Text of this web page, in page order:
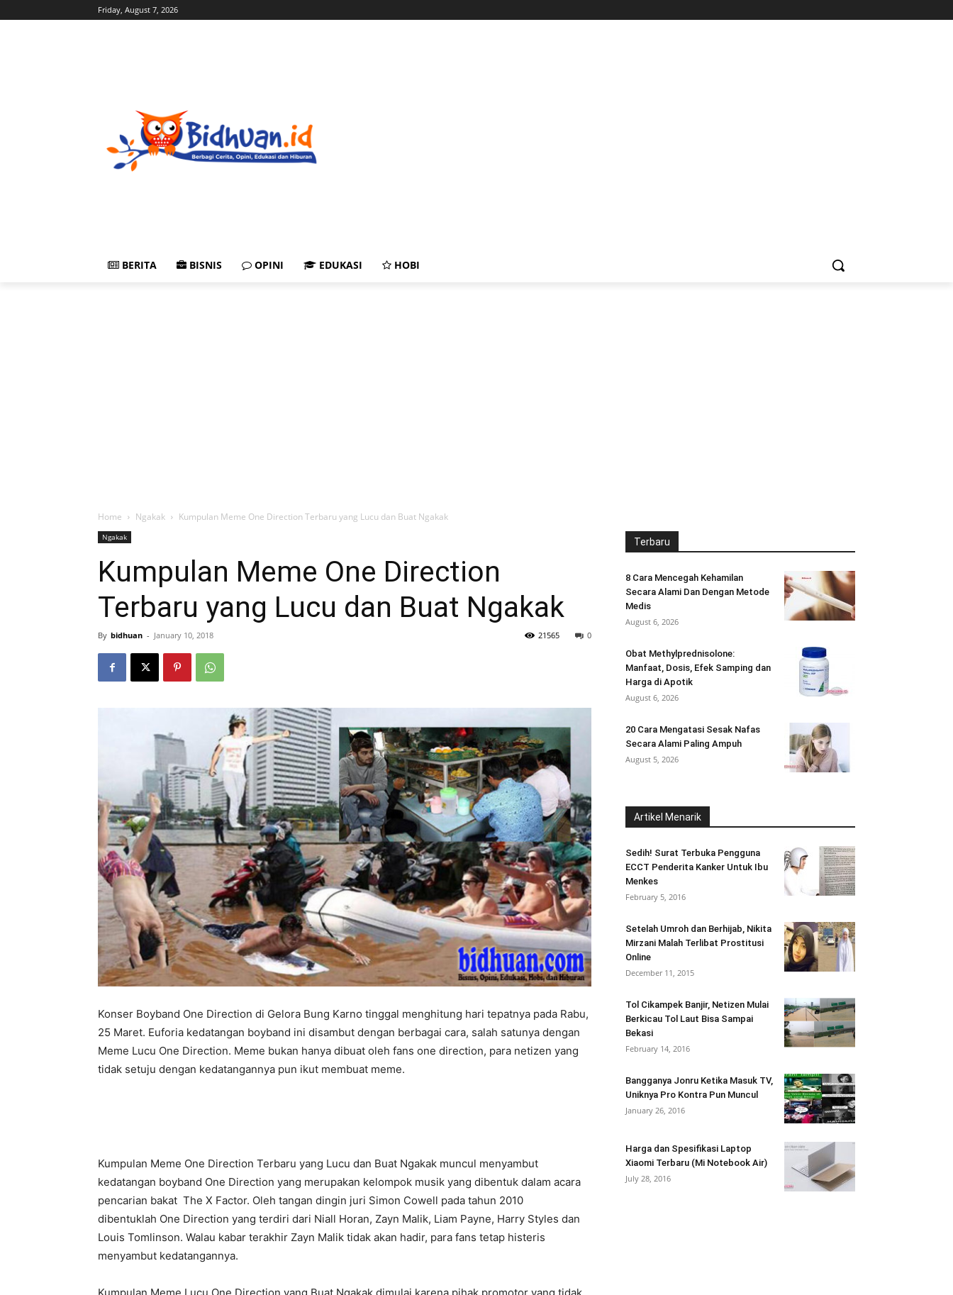
Friday, August 7, 2026
BERITA BISNIS OPINI EDUKASI HOBI
Home Ngakak Kumpulan Meme One Direction Terbaru yang Lucu dan Buat Ngakak
Ngakak
Kumpulan Meme One Direction
Terbaru yang Lucu dan Buat Ngakak
By bidhuan - January 10, 2018 0
21565
Konser Boyband One Direction di Gelora Bung Karno tinggal menghitung hari tepatnya pada Rabu,
25 Maret. Euforia kedatangan boyband ini disambut dengan berbagai cara, salah satunya dengan
Meme Lucu One Direction. Meme bukan hanya dibuat oleh fans one direction, para netizen yang
tidak setuju dengan kedatangannya pun ikut membuat meme.
Kumpulan Meme One Direction Terbaru yang Lucu dan Buat Ngakak muncul menyambut
kedatangan boyband One Direction yang merupakan kelompok musik yang dibentuk dalam acara
pencarian bakat The X Factor. Oleh tangan dingin juri Simon Cowell pada tahun 2010
dibentuklah One Direction yang terdiri dari Niall Horan, Zayn Malik, Liam Payne, Harry Styles dan
Louis Tomlinson. Walau kabar terakhir Zayn Malik tidak akan hadir, para fans tetap histeris
menyambut kedatangannya.
Terbaru
8 Cara Mencegah Kehamilan
Secara Alami Dan Dengan Metode
Medis
August 6, 2026
Obat Methylprednisolone:
Manfaat, Dosis, Efek Samping dan
Harga di Apotik
August 6, 2026
20 Cara Mengatasi Sesak Nafas
Secara Alami Paling Ampuh
August 5, 2026
Artikel Menarik
Sedih! Surat Terbuka Pengguna
ECCT Penderita Kanker Untuk Ibu
Menkes
February 5, 2016
Setelah Umroh dan Berhijab, Nikita
Mirzani Malah Terlibat Prostitusi
Online
December 11, 2015
Tol Cikampek Banjir, Netizen Mulai
Berkicau Tol Laut Bisa Sampai
Bekasi
February 14, 2016
Bangganya Jonru Ketika Masuk TV,
Uniknya Pro Kontra Pun Muncul
January 26, 2016
Harga dan Spesifikasi Laptop
Xiaomi Terbaru (Mi Notebook Air)
July 28, 2016